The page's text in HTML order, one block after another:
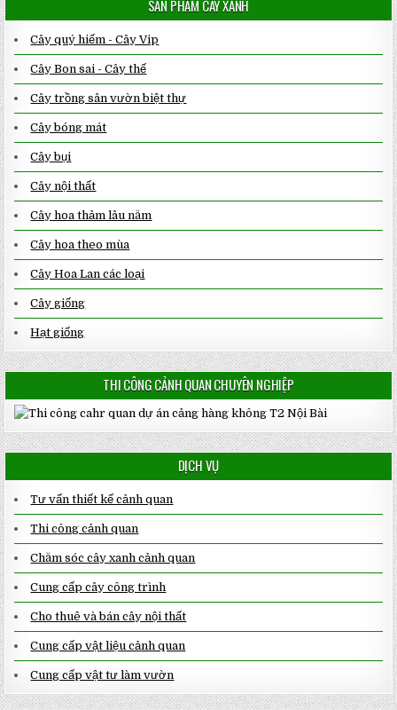
SẢN PHẨM CÂY XANH
Cây quý hiếm - Cây Vip
Cây Bon sai - Cây thế
Cây trồng sân vườn biệt thự
Cây bóng mát
Cây bụi
Cây nội thất
Cây hoa thảm lâu năm
Cây hoa theo mùa
Cây Hoa Lan các loại
Cây giống
Hạt giống
THI CÔNG CẢNH QUAN CHUYÊN NGHIỆP
DỊCH VỤ
Tư vấn thiết kế cảnh quan
Thi công cảnh quan
Chăm sóc cây xanh cảnh quan
Cung cấp cây công trình
Cho thuê và bán cây nội thất
Cung cấp vật liệu cảnh quan
Cung cấp vật tư làm vườn